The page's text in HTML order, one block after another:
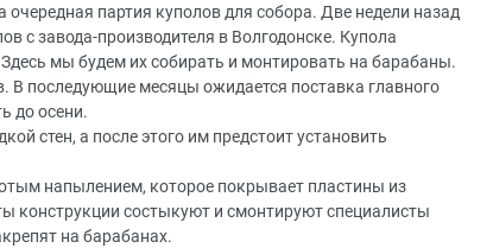
партия куполов для собора. Две недели назад
с завода-производителя в Волгодонске. Купола
мы будем их собирать и монтировать на барабаны.
последующие месяцы ожидается поставка главного
до осени.
стен, а после этого им предстоит установить
напылением, которое покрывает пластины из
конструкции состыкуют и смонтируют специалисты
на барабанах.